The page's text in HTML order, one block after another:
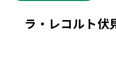
ラ・レコルト伏